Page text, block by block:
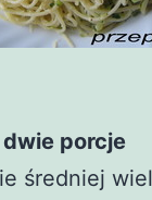
dwie porcje
średniej